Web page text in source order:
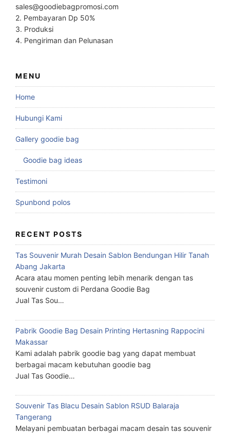
sales@goodiebagpromosi.com
2. Pembayaran Dp 50%
3. Produksi
4. Pengiriman dan Pelunasan
MENU
Home
Hubungi Kami
Gallery goodie bag
Goodie bag ideas
Testimoni
Spunbond polos
RECENT POSTS
Tas Souvenir Murah Desain Sablon Bendungan Hilir Tanah
Abang Jakarta
Acara atau momen penting lebih menarik dengan tas
souvenir custom di Perdana Goodie Bag
Jual Tas Sou…
Pabrik Goodie Bag Desain Printing Hertasning Rappocini
Makassar
Kami adalah pabrik goodie bag yang dapat membuat
berbagai macam kebutuhan goodie bag
Jual Tas Goodie…
Souvenir Tas Blacu Desain Sablon RSUD Balaraja
Tangerang
Melayani pembuatan berbagai macam desain tas souvenir